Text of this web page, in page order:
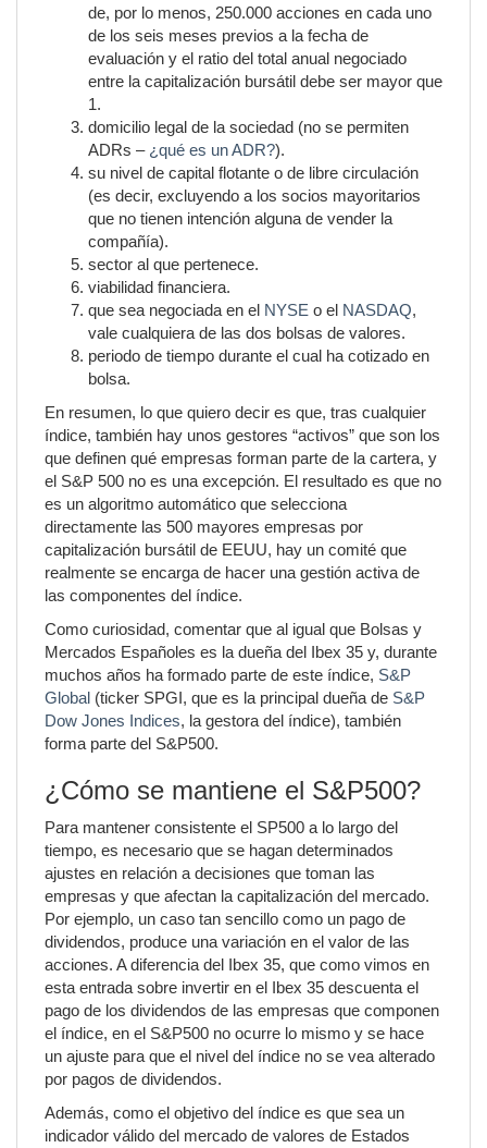
de, por lo menos, 250.000 acciones en cada uno
de los seis meses previos a la fecha de
evaluación y el ratio del total anual negociado
entre la capitalización bursátil debe ser mayor que
1.
domicilio legal de la sociedad (no se permiten
ADRs – ¿qué es un ADR?).
su nivel de capital flotante o de libre circulación
(es decir, excluyendo a los socios mayoritarios
que no tienen intención alguna de vender la
compañía).
sector al que pertenece.
viabilidad financiera.
que sea negociada en el NYSE o el NASDAQ,
vale cualquiera de las dos bolsas de valores.
periodo de tiempo durante el cual ha cotizado en
bolsa.
En resumen, lo que quiero decir es que, tras cualquier
índice, también hay unos gestores “activos” que son los
que definen qué empresas forman parte de la cartera, y
el S&P 500 no es una excepción. El resultado es que no
es un algoritmo automático que selecciona
directamente las 500 mayores empresas por
capitalización bursátil de EEUU, hay un comité que
realmente se encarga de hacer una gestión activa de
las componentes del índice.
Como curiosidad, comentar que al igual que Bolsas y
Mercados Españoles es la dueña del Ibex 35 y, durante
muchos años ha formado parte de este índice, S&P
Global (ticker SPGI, que es la principal dueña de S&P
Dow Jones Indices, la gestora del índice), también
forma parte del S&P500.
¿Cómo se mantiene el S&P500?
Para mantener consistente el SP500 a lo largo del
tiempo, es necesario que se hagan determinados
ajustes en relación a decisiones que toman las
empresas y que afectan la capitalización del mercado.
Por ejemplo, un caso tan sencillo como un pago de
dividendos, produce una variación en el valor de las
acciones. A diferencia del Ibex 35, que como vimos en
esta entrada sobre invertir en el Ibex 35 descuenta el
pago de los dividendos de las empresas que componen
el índice, en el S&P500 no ocurre lo mismo y se hace
un ajuste para que el nivel del índice no se vea alterado
por pagos de dividendos.
Además, como el objetivo del índice es que sea un
indicador válido del mercado de valores de Estados